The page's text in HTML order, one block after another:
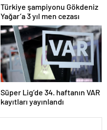
Türkiye şampiyonu Gökdeniz
Yağar’a 3 yıl men cezası
Süper Lig’de 34. haftanın VAR
kayıtları yayınlandı